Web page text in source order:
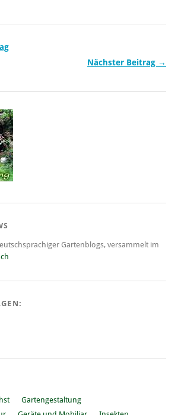
Nächster Beitrag →
Gartenblogs, versammelt im
Gartengestaltung